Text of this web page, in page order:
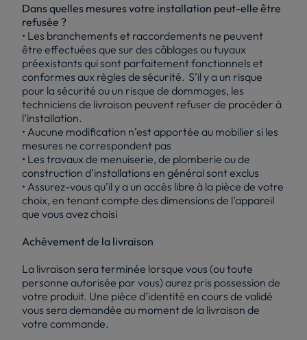
Dans quelles mesures votre installation peut-elle être
refusée ?
• Les branchements et raccordements ne peuvent
être effectuées que sur des câblages ou tuyaux
préexistants qui sont parfaitement fonctionnels et
conformes aux règles de sécurité. S’il y a un risque
pour la sécurité ou un risque de dommages, les
techniciens de livraison peuvent refuser de procéder à
l’installation.
• Aucune modification n’est apportée au mobilier si les
mesures ne correspondent pas
• Les travaux de menuiserie, de plomberie ou de
construction d’installations en général sont exclus
• Assurez-vous qu’il y a un accès libre à la pièce de votre
choix, en tenant compte des dimensions de l’appareil
que vous avez choisi
Achèvement de la livraison
La livraison sera terminée lorsque vous (ou toute
personne autorisée par vous) aurez pris possession de
votre produit. Une pièce d’identité en cours de validé
vous sera demandée au moment de la livraison de
votre commande.